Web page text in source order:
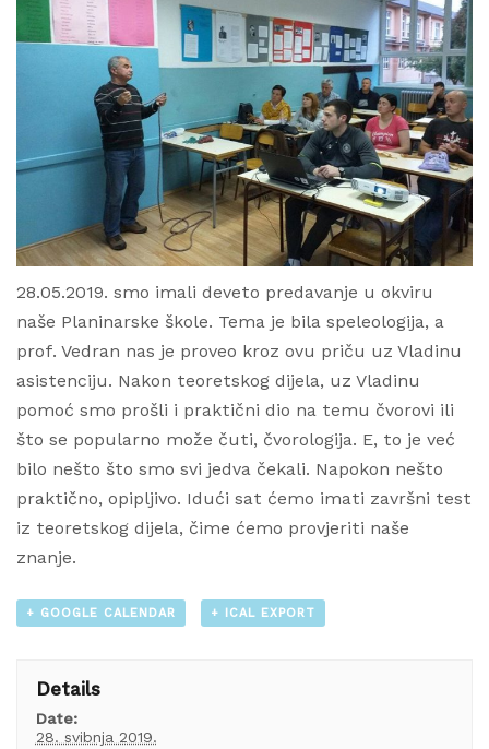
28.05.2019. smo imali deveto predavanje u okviru
naše Planinarske škole. Tema je bila speleologija, a
prof. Vedran nas je proveo kroz ovu priču uz Vladinu
asistenciju. Nakon teoretskog dijela, uz Vladinu
pomoć smo prošli i praktični dio na temu čvorovi ili
što se popularno može čuti, čvorologija. E, to je već
bilo nešto što smo svi jedva čekali. Napokon nešto
praktično, opipljivo. Idući sat ćemo imati završni test
iz teoretskog dijela, čime ćemo provjeriti naše
znanje.
+ GOOGLE CALENDAR + ICAL EXPORT
Details
Date:
28. svibnja 2019.